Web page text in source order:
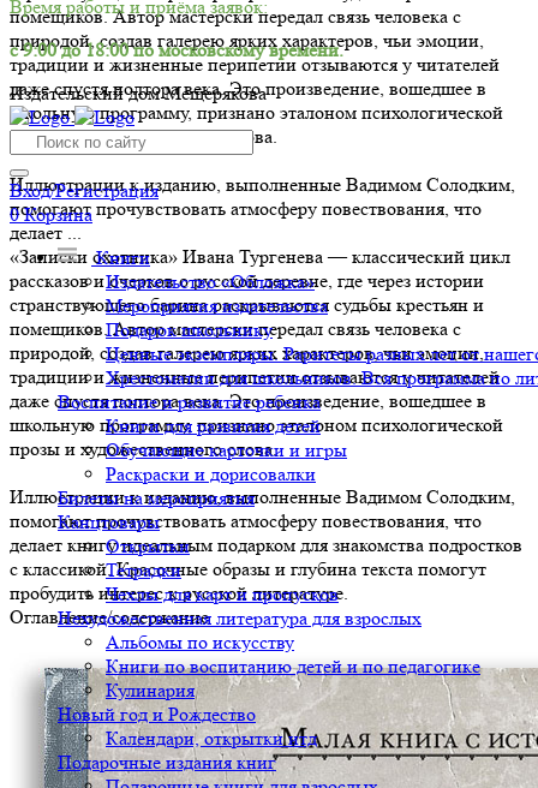
Время работы и приёма заявок:
с 9:00 до 18:00 по московскому времени.
Издательский дом Мещерякова
Вход/Регистрация
0 Корзина
Книги
Издательство «Обложка»
Мероприятия издательства
Подарок школьнику
Ценные экземпляры. Раритеты разных лет от
Хрестоматии для школьников. Вся программа по
Воспитание и развитие ребенка
Книги для развития детей
Обучающие карточки и игры
Раскраски и дорисовалки
Билеты на мероприятия
Канцтовары
Открытки
Тетрадки
Чехлы для карт и пропусков
Нехудожественная литература для взрослых
Альбомы по искусству
Книги по воспитанию детей и по педагогике
Кулинария
Новый год и Рождество
Календари, открытки итд
Подарочные издания книг
помещиков. Автор мастерски передал связь человека с
природой, создав галерею ярких характеров, чьи эмоции,
традиции и жизненные перипетии отзываются у читателей
даже спустя полтора века. Это произведение, вошедшее в
школьную программу, признано эталоном психологической
прозы и художественного слова.
Иллюстрации к изданию, выполненные Вадимом Солодким,
помогают прочувствовать атмосферу повествования, что
делает ...
«Записки охотника» Ивана Тургенева — классический цикл
рассказов и очерков о русской деревне, где через истории
странствующего барина раскрываются судьбы крестьян и
помещиков. Автор мастерски передал связь человека с
природой, создав галерею ярких характеров, чьи эмоции,
традиции и жизненные перипетии отзываются у читателей
даже спустя полтора века. Это произведение, вошедшее в
школьную программу, признано эталоном психологической
прозы и художественного слова.
Иллюстрации к изданию, выполненные Вадимом Солодким,
помогают прочувствовать атмосферу повествования, что
делает книгу идеальным подарком для знакомства подростков
с классикой. Красочные образы и глубина текста помогут
пробудить интерес к русской литературе.
Оглавление/содержание